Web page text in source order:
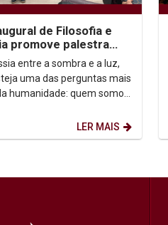
de Filosofia e
promove palestra
entre a sombra e a luz,
uma das perguntas mais
humanidade: quem somos,
LER MAIS